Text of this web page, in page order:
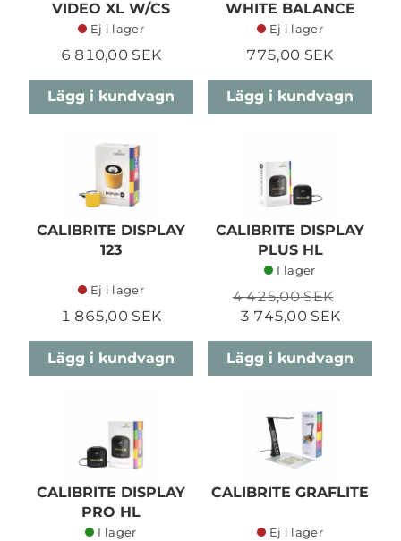
VIDEO XL W/CS
Ej i lager
6 810,00 SEK
Lägg i kundvagn
WHITE BALANCE
Ej i lager
775,00 SEK
Lägg i kundvagn
CALIBRITE DISPLAY
123
Ej i lager
1 865,00 SEK
Lägg i kundvagn
CALIBRITE DISPLAY
PLUS HL
I lager
4 425,00 SEK
3 745,00 SEK
Lägg i kundvagn
CALIBRITE DISPLAY
PRO HL
I lager
CALIBRITE GRAFLITE
Ej i lager